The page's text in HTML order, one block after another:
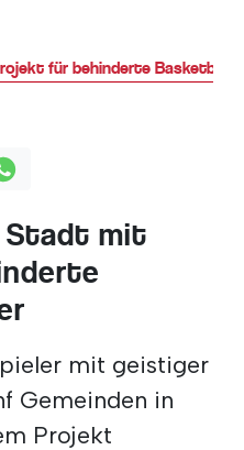
für behinderte
Stadt mit
mit geistiger
Gemeinden in
Projekt